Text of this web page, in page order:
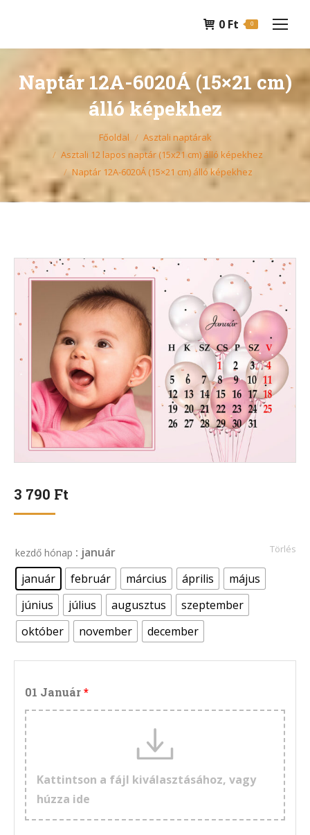
0 Ft 0
Naptár 12A-6020Á (15×21 cm)
álló képekhez
You are here: Főoldal
Asztali naptárak
Asztali 12 lapos naptár (15x21 cm) álló képekhez
Naptár 12A-6020Á (15×21 cm) álló képekhez
3 790 Ft
kezdő hónap : január
január
február március április
május
június
július augusztus
szeptember
október
november december
Törlés
01 Január
Kattintson a fájl kiválasztásához, vagy
húzza ide